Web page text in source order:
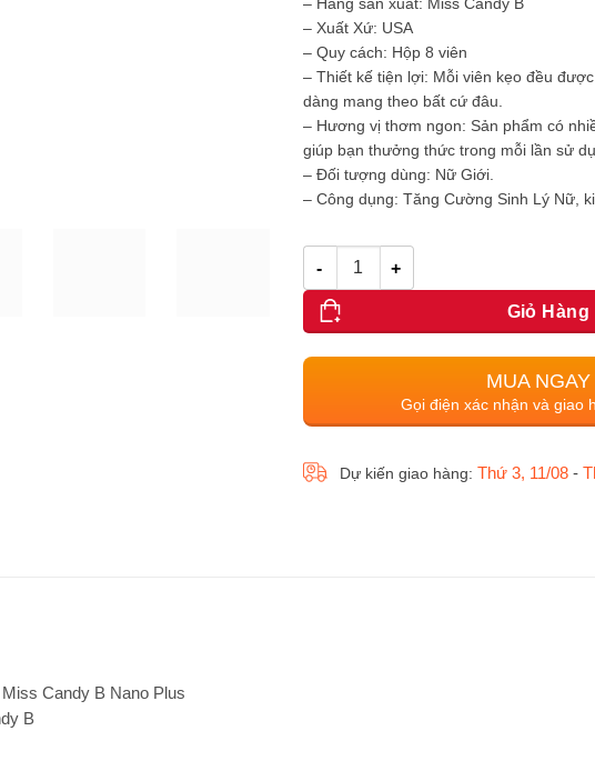
– Xuất Xứ: USA
– Quy cách: Hộp 8 viên
– Thiết kế tiện lợi: Mỗi viên kẹo đều
dàng mang theo bất cứ đâu.
– Hương vị thơm ngon: Sản phẩm có
giúp bạn thưởng thức trong mỗi lần sử
– Đối tượng dùng: Nữ Giới.
– Công dụng: Tăng Cường Sinh Lý Nữ,
Số lượng
Giỏ Hàng
MUA NGAY
Gọi điện xác nhận và giao
Dự kiến giao hàng: Thứ 3, 11/08-
Candy B Nano Plus
B